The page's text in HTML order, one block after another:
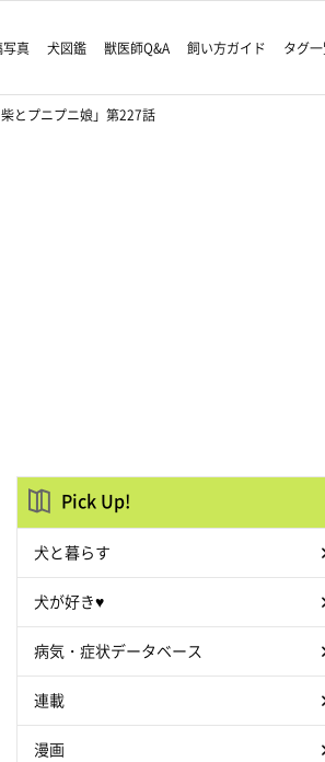
真 犬図鑑 獣医師Q&A 飼い方ガイド タグ
とプニプニ娘」第227話
Pick Up!
犬と暮らす
犬が好き♥
病気・症状データベース
連載
漫画